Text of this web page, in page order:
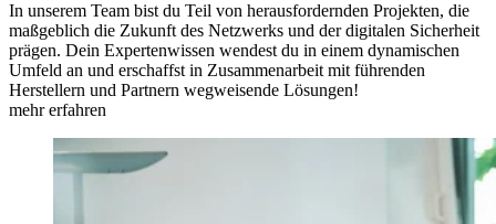
In unserem Team bist du Teil von herausfordernden Projekten, die
maßgeblich die Zukunft des Netzwerks und der digitalen Sicherheit
prägen. Dein Expertenwissen wendest du in einem dynamischen
Umfeld an und erschaffst in Zusammen­arbeit mit führenden
Herstellern und Partnern wegweisende Lösungen!
mehr erfahren